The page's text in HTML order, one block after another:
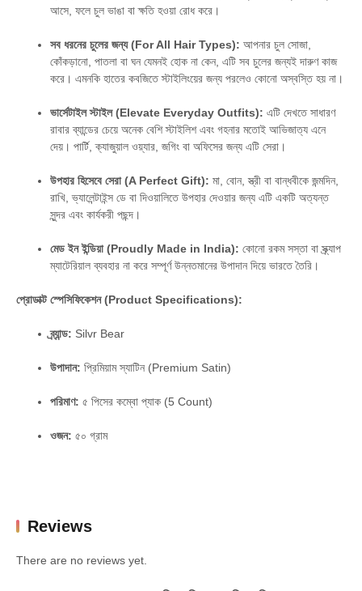
আসে, ফলে চুল ভাঙা বা ক্ষতি হওয়া রোধ করে।
সব ধরনের চুলের জন্য (For All Hair Types): আপনার চুল সোজা,
কোঁকড়ানো, পাতলা বা ঘন যেমনই হোক না কেন, এটি সব চুলের জন্যই দারুণ কাজ
করে। এমনকি হাতের কবজিতে স্টাইলিংয়ের জন্য পরলেও কোনো অস্বস্তি হয় না।
ভার্সেটাইল স্টাইল (Elevate Everyday Outfits): এটি দেখতে সাধারণ
রাবার ব্যান্ডের চেয়ে অনেক বেশি স্টাইলিশ এবং গহনার মতোই আভিজাত্য এনে
দেয়। পার্টি, ক্যাজুয়াল ওয়্যার, জগিং বা অফিসের জন্য এটি সেরা।
উপহার হিসেবে সেরা (A Perfect Gift): মা, বোন, স্ত্রী বা বান্ধবীকে জন্মদিন,
রাখি, ভ্যালেন্টাইন্স ডে বা দিওয়ালিতে উপহার দেওয়ার জন্য এটি একটি অত্যন্ত
সুন্দর এবং কার্যকরী পছন্দ।
মেড ইন ইন্ডিয়া (Proudly Made in India): কোনো রকম সস্তা বা স্ক্র্যাপ
ম্যাটেরিয়াল ব্যবহার না করে সম্পূর্ণ উন্নতমানের উপাদান দিয়ে ভারতে তৈরি।
প্রোডাক্ট স্পেসিফিকেশন (Product Specifications):
ব্র্যান্ড: Silvr Bear
উপাদান: প্রিমিয়াম স্যাটিন (Premium Satin)
পরিমাণ: ৫ পিসের কম্বো প্যাক (5 Count)
ওজন: ৫০ গ্রাম
Reviews
There are no reviews yet.